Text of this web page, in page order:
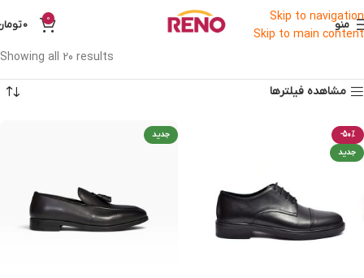
Skip to navigation
Skip to main content
منو 0
0
Showing all 20 results
مشاهده فیلترها
-50%
جدید
جدید